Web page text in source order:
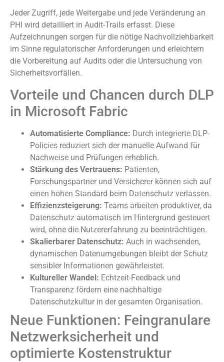
Jeder Zugriff, jede Weitergabe und jede Veränderung an
PHI wird detailliert in Audit-Trails erfasst. Diese
Aufzeichnungen sorgen für die nötige Nachvollziehbarkeit
im Sinne regulatorischer Anforderungen und erleichtern
die Vorbereitung auf Audits oder die Untersuchung von
Sicherheitsvorfällen.
Vorteile und Chancen durch DLP
in Microsoft Fabric
Automatisierte Compliance: Durch integrierte DLP-
Policies reduziert sich der manuelle Aufwand für
Nachweise und Prüfungen erheblich.
Stärkung des Vertrauens: Patienten,
Forschungspartner und Versicherer können sich auf
einen hohen Standard beim Datenschutz verlassen.
Effizienzsteigerung: Teams arbeiten produktiver, da
Datenschutz automatisch im Hintergrund gesteuert
wird, ohne die Nutzererfahrung zu beeinträchtigen.
Skalierbarer Datenschutz: Auch in wachsenden,
dynamischen Datenumgebungen bleibt der Schutz
sensibler Informationen gewährleistet.
Kultureller Wandel: Echtzeit-Feedback und
Transparenz fördern eine nachhaltige
Datenschutzkultur in der gesamten Organisation.
Neue Funktionen: Feingranulare
Netzwerksicherheit und
optimierte Kostenstruktur